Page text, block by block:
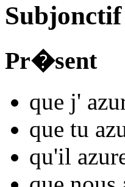
Subjonctif
Pr�sent
que j'
que tu
qu'il azur